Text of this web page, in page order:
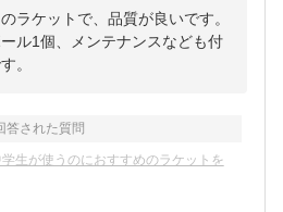
ラケットで、品質が良いです。
ル1個、メンテナンスなども付
。
答された質問
生が使うのにおすすめのラケットを